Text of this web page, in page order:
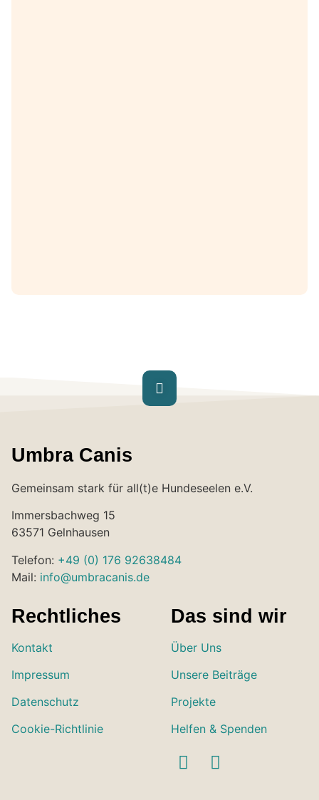
Umbra Canis
Gemeinsam stark für all(t)e Hundeseelen e.V.
Immersbachweg 15
63571 Gelnhausen
Telefon: +49 (0) 176 92638484
Mail: info@umbracanis.de
Rechtliches
Kontakt
Impressum
Datenschutz
Cookie-Richtlinie
Das sind wir
Über Uns
Unsere Beiträge
Projekte
Helfen & Spenden